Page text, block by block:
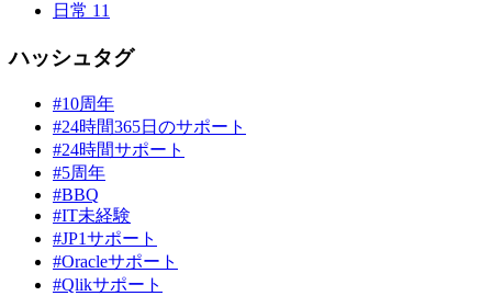
日常 11
ハッシュタグ
#10周年
#24時間365日のサポート
#24時間サポート
#5周年
#BBQ
#IT未経験
#JP1サポート
#Oracleサポート
#Qlikサポート